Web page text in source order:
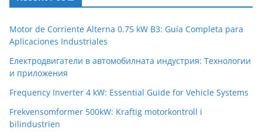
Motor de Corriente Alterna 0.75 kW B3: Guía Completa para
Aplicaciones Industriales
Електродвигатели в автомобилната индустрия: Технологии
и приложения
Frequency Inverter 4 kW: Essential Guide for Vehicle Systems
Frekvensomformer 500kW: Kraftig motorkontroll i
bilindustrien